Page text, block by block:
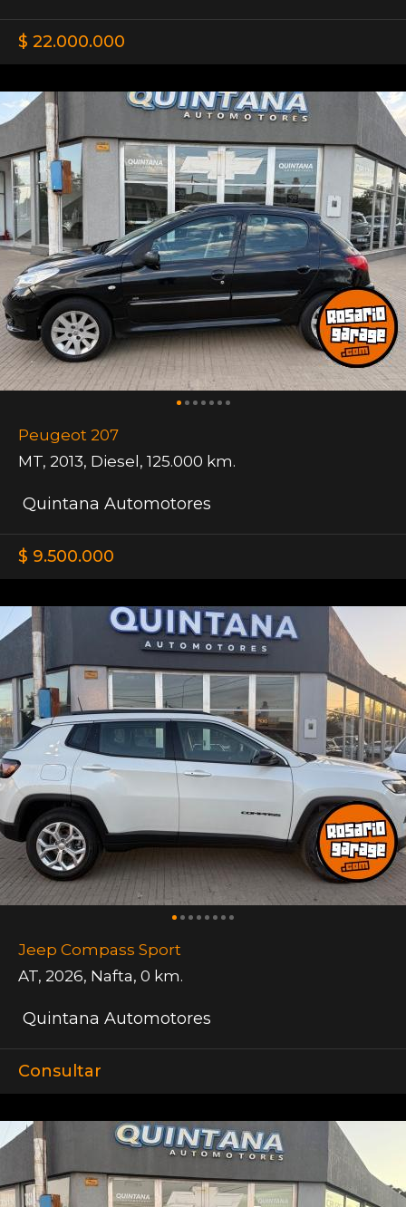
$ 22.000.000
Peugeot 207
MT, 2013, Diesel, 125.000 km.
Quintana Automotores
$ 9.500.000
Jeep Compass Sport
AT, 2026, Nafta, 0 km.
Quintana Automotores
Consultar